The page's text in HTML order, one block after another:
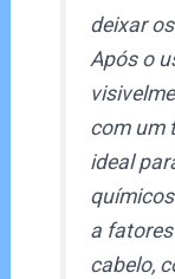
deixar
Após o
com um
ideal
a
cabelo,